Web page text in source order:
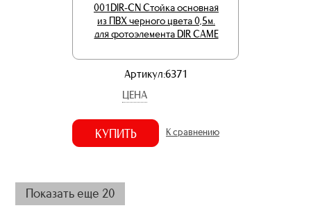
001DIR-CN Стойка основная
из ПВХ черного цвета 0,5м.
для фотоэлемента DIR CAME
Артикул:6371
ЦЕНА
КУПИТЬ К сравнению
Показать еще 20